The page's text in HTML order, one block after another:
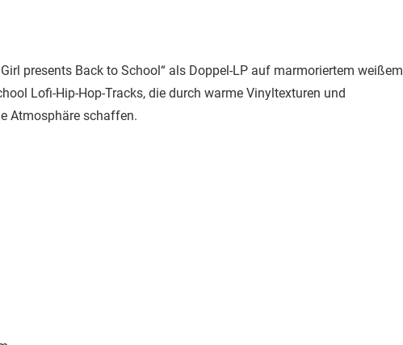
presents Back to School“ als Doppel-LP auf marmoriertem weißem
Lofi-Hip-Hop-Tracks, die durch warme Vinyltexturen und
Atmosphäre schaffen.